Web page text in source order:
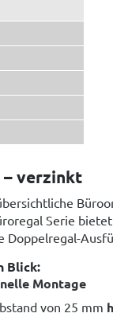
– verzinkt
Serie
Doppelregal-
Blick:
Montage
von 25 mm